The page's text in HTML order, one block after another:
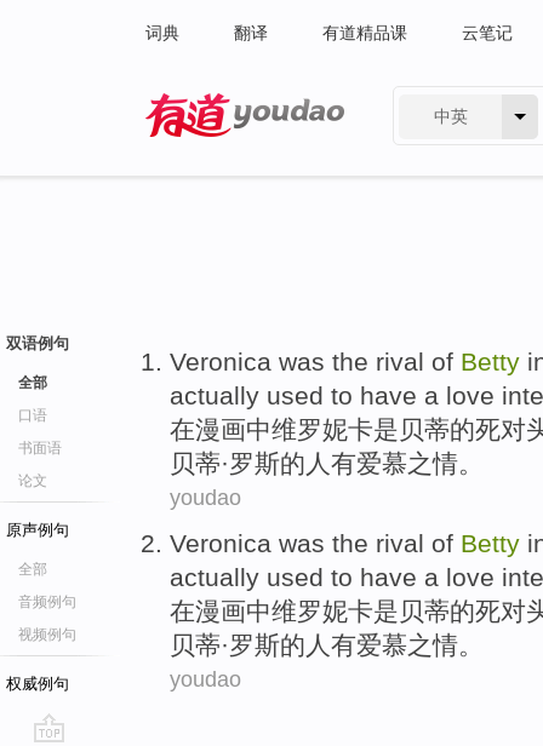
词典 翻译 有道精品课 云笔记
中英
双语例句
全部
口语
书面语
论文
原声例句
全部
音频例句
视频例句
权威例句
Veronica was the rival of Betty
actually used to have a love
在漫画中维罗妮卡是贝蒂的死对
贝蒂·罗斯的 人有爱慕之情。
youdao
Veronica was the rival of Betty
actually used to have a love
在漫画中维罗妮卡是贝蒂的死对
贝蒂·罗斯的 人有爱慕之情。
youdao